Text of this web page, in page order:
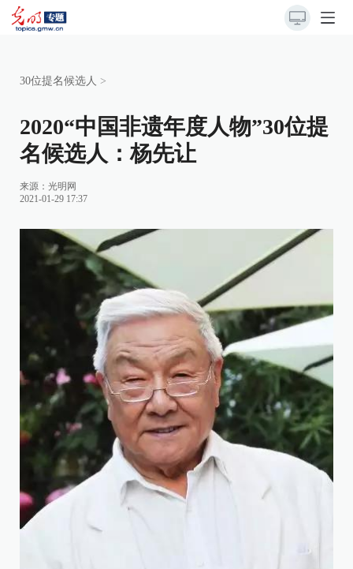
30位提名候选人 >
2020“中国非遗年度人物”30位提
名候选人：杨先让
来源： 光明网
2021-01-29 17:37